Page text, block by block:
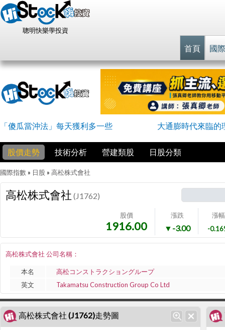
聰明快樂學投資
首頁 國
「傻瓜當沖法」每天獲利多一些 大通膨時代來臨的
股價走勢 技術分析 營建類股 日股分類
國際指數 » 日股 » 高松株式會社
高松株式會社 (J1762)
股價
1916.00
漲跌
▼-3.00
漲幅
-
高松株式會社 公司名稱：
本名
高松コンストラクショングループ
英文
Takamatsu Construction Group Co Ltd
高松株式會社 (J1762)走勢圖